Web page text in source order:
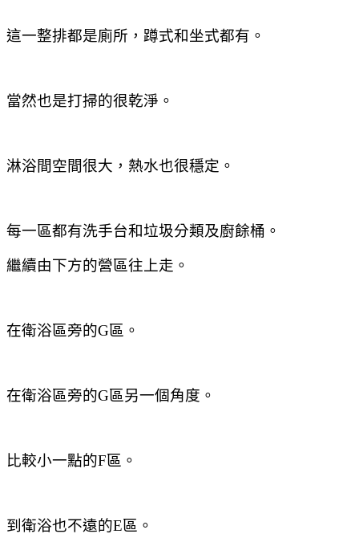
這一整排都是廁所 ，蹲式和坐式都有。
當然也是打掃的很乾淨。
淋浴間空間很大 ，熱水也很穩定。
每一區都有洗手台和垃圾分類及廚餘桶。
繼續由下方的營區往上走。
在衛浴區旁的G區。
在衛浴區旁的G區另一個角度。
比較小一點的F區。
到衛浴也不遠的E區。